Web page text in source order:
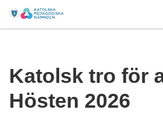
Katolsk tro för
Hösten 2026